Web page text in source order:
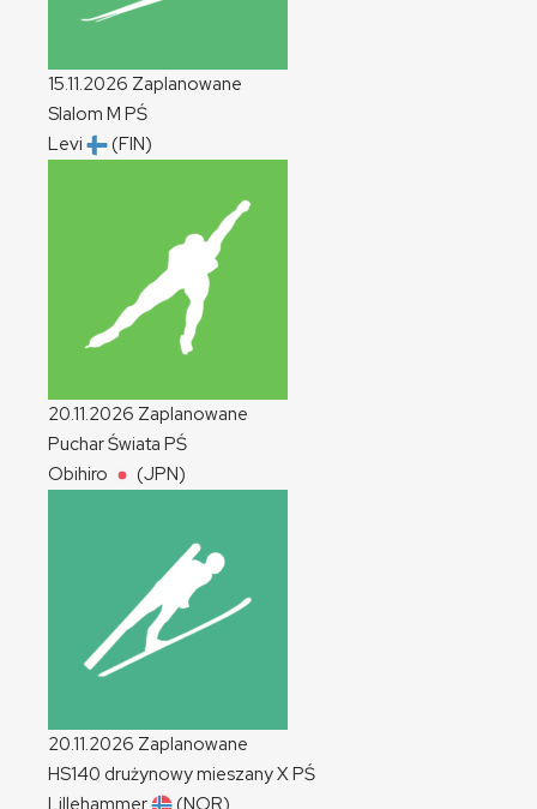
15.11.2026 Zaplanowane
Slalom M PŚ
Levi
(FIN)
20.11.2026 Zaplanowane
Puchar Świata PŚ
Obihiro
(JPN)
20.11.2026 Zaplanowane
HS140 drużynowy mieszanyXPŚ
Lillehammer
(NOR)